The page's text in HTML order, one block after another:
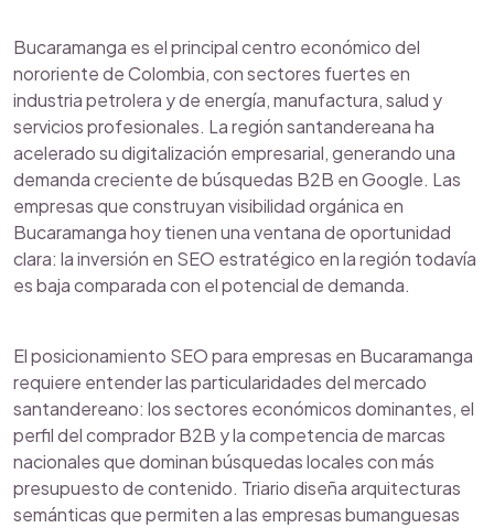
Bucaramanga es el principal centro económico del
nororiente de Colombia, con sectores fuertes en
industria petrolera y de energía, manufactura, salud y
servicios profesionales. La región santandereana ha
acelerado su digitalización empresarial, generando una
demanda creciente de búsquedas B2B en Google. Las
empresas que construyan visibilidad orgánica en
Bucaramanga hoy tienen una ventana de oportunidad
clara: la inversión en SEO estratégico en la región todavía
es baja comparada con el potencial de demanda.
El posicionamiento SEO para empresas en Bucaramanga
requiere entender las particularidades del mercado
santandereano: los sectores económicos dominantes, el
perfil del comprador B2B y la competencia de marcas
nacionales que dominan búsquedas locales con más
presupuesto de contenido. Triario diseña arquitecturas
semánticas que permiten a las empresas bumanguesas